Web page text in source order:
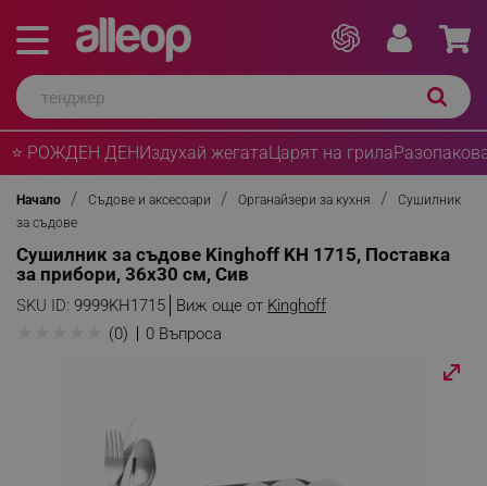
⭐ РОЖДЕН ДЕНИздухай жегатаЦарят на грила
Начало Съдове и аксесоари Органайзери за кухня
Сушилник
за съдове
Сушилник за съдове Kinghoff KH 1715, Поставка
за прибори, 36x30 см, Сив
SKU ID: 9999KH1715 Виж още от Kinghoff
(0) 0 Въпроса